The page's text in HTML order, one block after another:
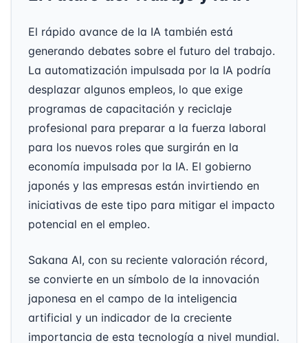
El rápido avance de la IA también está
generando debates sobre el futuro del trabajo.
La automatización impulsada por la IA podría
desplazar algunos empleos, lo que exige
programas de capacitación y reciclaje
profesional para preparar a la fuerza laboral
para los nuevos roles que surgirán en la
economía impulsada por la IA. El gobierno
japonés y las empresas están invirtiendo en
iniciativas de este tipo para mitigar el impacto
potencial en el empleo.
Sakana AI, con su reciente valoración récord,
se convierte en un símbolo de la innovación
japonesa en el campo de la inteligencia
artificial y un indicador de la creciente
importancia de esta tecnología a nivel mundial.